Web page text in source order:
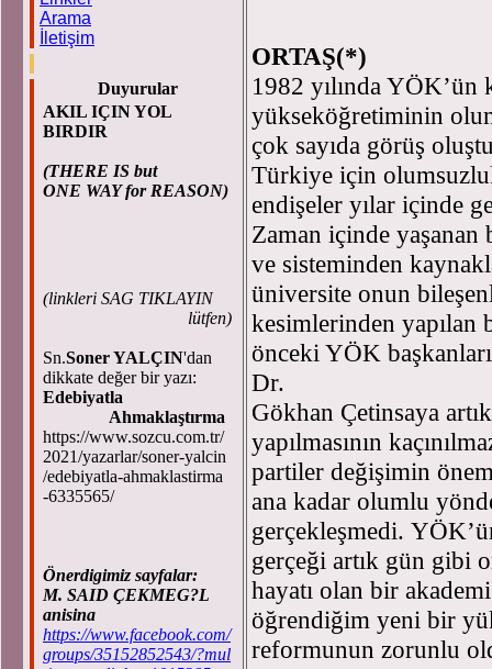
Arama
İletişim
Duyurular
AKIL IÇIN YOL
BIRDIR
(THERE IS but
ONE WAY for REASON)
(linkleri SAG TIKLAYIN
lütfen)
Sn.Soner YALÇIN'dan
dikkate değer bir yazı:
Edebiyatla
Ahmaklaştırma
https://www.sozcu.com.tr/
2021/yazarlar/soner-yalcin
/edebiyatla-ahmaklastirma
-6335565/
Önerdigimiz sayfalar:
M. SAID ÇEKMEG?L
anisina
https://www.facebook.com/
groups/35152852543/?mul
ORTAŞ(*)
1982 yılında
yükseköğretiminin
çok sayıda görüş
Türkiye için
endişeler yılar içinde
Zaman içinde
ve sisteminden
üniversite onun
kesimlerinden yapılan
önceki YÖK
Dr.
Gökhan Çetinsaya
yapılmasının
partiler değişimin
ana kadar olumlu
gerçekleşmedi.
gerçeği artık gün gibi
hayatı olan bir
öğrendiğim yeni bir
reformunun zorunlu